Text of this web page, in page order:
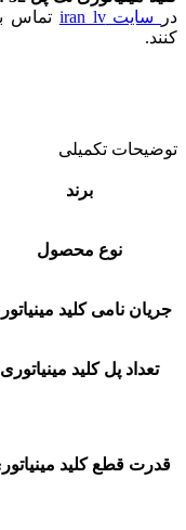
در
سایت iran lv
تماس
کنند.
توضیحات تکمیلی
برند
نوع محصول
جریان نامی کلید
تعداد پل کلید مینیاتوری
قدرت قطع کلید